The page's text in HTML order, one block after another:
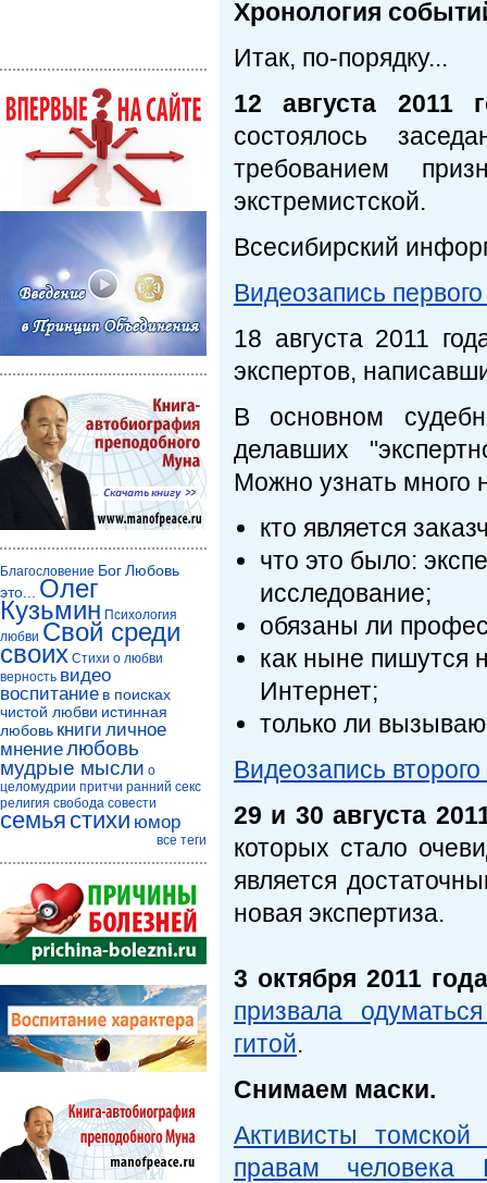
Хронология
Итак, по-порядку...
12 августа 2011
состоялось
требованием
экстремистской.
Всесибирский
Видеозапись
18 августа 2011
экспертов,
В основном
делавших
Можно узнать много
кто является
что это было:
исследование;
обязаны ли
как ныне пишутся
Интернет;
только ли
Видеозапись
29 и 30 августа
которых стало
является
новая экспертиза.
3 октября 2011 года
призвала
гитой.
Снимаем маски.
Активисты
правам человека
Благословение БогЛюбовь
это...
Олег
Кузьмин Психология
любви Свой среди
своих Стихи о любви
верность видео
воспитание в поисках
чистой любви истинная
любовь книги личное
мнениелюбовь
мудрые мысли о
целомудрии притчи ранний секс
религия свобода совести
семья стихи юмор
все теги